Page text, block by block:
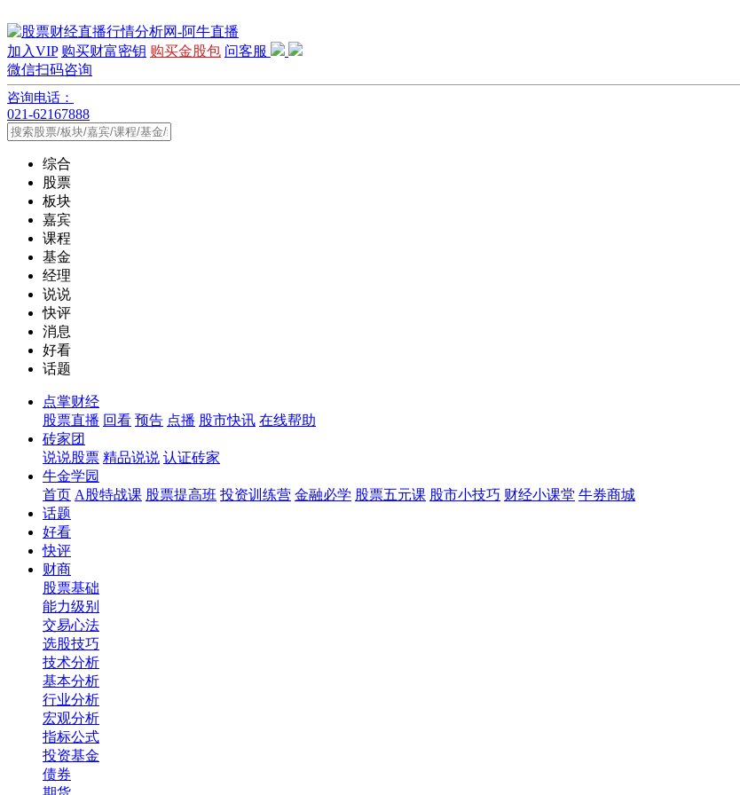
加入VIP 购买财富密钥 购买金股包 问客服
微信扫码咨询
咨询电话：
021-62167888
综合
股票
板块
嘉宾
课程
基金
经理
说说
快评
消息
好看
话题
点掌财经
股票直播 回看 预告 点播 股市快讯 在线帮助
砖家团
说说股票 精品说说 认证砖家
牛金学园
首页 A股特战课 股票提高班 投资训练营 金融必学 股票五元课 股市小技巧 财经小课堂 牛券商城
话题
好看
快评
财商
股票基础
能力级别
交易心法
选股技巧
技术分析
基本分析
行业分析
宏观分析
指标公式
投资基金
债券